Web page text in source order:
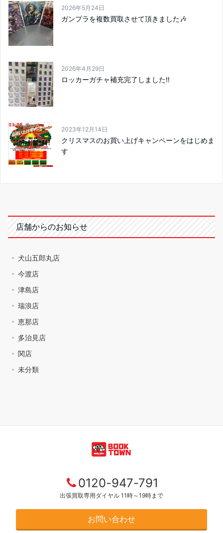
2026年5月24日
ガンプラを複数買取させて頂きました🎶
2026年4月29日
ロッカーガチャ補充完了しました‼️
2023年12月14日
クリスマスのお買い上げキャンペーンをはじめま
す
店舗からのお知らせ
犬山五郎丸店
今渡店
津島店
瑞浪店
恵那店
多治見店
関店
未分類
0120-947-791
出張買取専用ダイヤル 11時～19時まで
お問い合わせ